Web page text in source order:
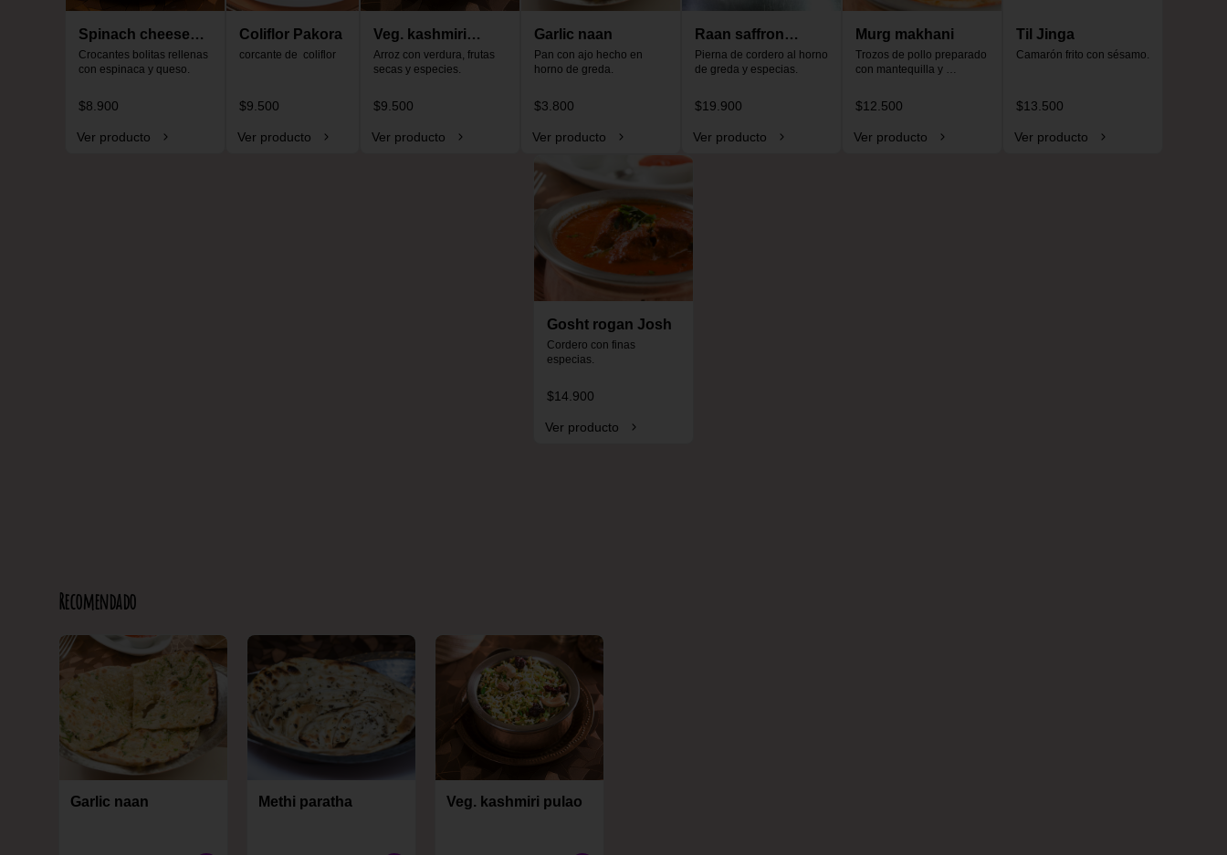
Spinach cheese
ball
Crocantes bolitas rellenas
con espinaca y queso.
$8.900
Ver producto
Coliflor Pakora
corcante de  coliflor
$9.500
Ver producto
Veg. kashmiri
pulao
Arroz con verdura, frutas
secas y especies.
$9.500
Ver producto
Garlic naan
Pan con ajo hecho en
horno de greda.
$3.800
Ver producto
Raan saffron
special
Pierna de cordero al horno
de greda y especias.
$19.900
Ver producto
Murg makhani
Trozos de pollo preparado
con mantequilla y
niños, no es picante.
$12.500
Ver producto
Til Jinga
Camarón frito con sésamo.
$13.500
Ver producto
Gosht rogan Josh
Cordero con finas
especias.
$14.900
Ver producto
Recomendado
Garlic naan Methi paratha Veg. kashmiri pulao